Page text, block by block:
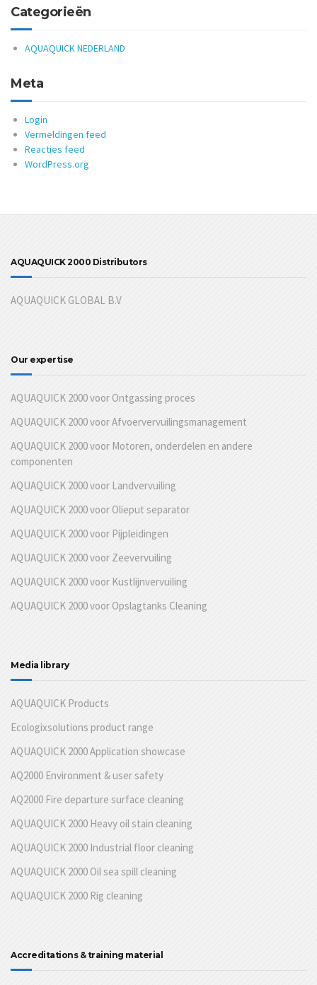
Categorieën
AQUAQUICK NEDERLAND
Meta
Login
Vermeldingen feed
Reacties feed
WordPress.org
AQUAQUICK 2000 Distributors
AQUAQUICK GLOBAL B.V
Our expertise
AQUAQUICK 2000 voor Ontgassing proces
AQUAQUICK 2000 voor Afvoervervuilingsmanagement
AQUAQUICK 2000 voor Motoren, onderdelen en andere
componenten
AQUAQUICK 2000 voor Landvervuiling
AQUAQUICK 2000 voor Olieput separator
AQUAQUICK 2000 voor Pijpleidingen
AQUAQUICK 2000 voor Zeevervuiling
AQUAQUICK 2000 voor Kustlijnvervuiling
AQUAQUICK 2000 voor Opslagtanks Cleaning
Media library
AQUAQUICK Products
Ecologixsolutions product range
AQUAQUICK 2000 Application showcase
AQ2000 Environment & user safety
AQ2000 Fire departure surface cleaning
AQUAQUICK 2000 Heavy oil stain cleaning
AQUAQUICK 2000 Industrial floor cleaning
AQUAQUICK 2000 Oil sea spill cleaning
AQUAQUICK 2000 Rig cleaning
Accreditations & training material